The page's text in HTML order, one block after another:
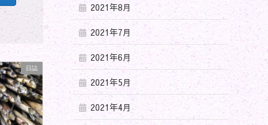
日誌
2021年8月
2021年7月
2021年6月
2021年5月
2021年4月